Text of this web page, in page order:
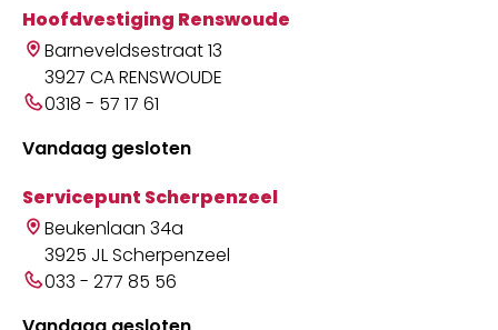
Hoofdvestiging Renswoude
Barneveldsestraat 13
3927 CA RENSWOUDE
0318 - 57 17 61
Vandaag gesloten
Servicepunt Scherpenzeel
Beukenlaan 34a
3925 JL Scherpenzeel
033 - 277 85 56